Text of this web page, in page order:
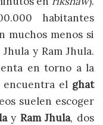
habitantes
muchos menos si
y Ram Jhula.
en torno a la
encuentra el ghat
suelen escoger
y Ram Jhula, dos